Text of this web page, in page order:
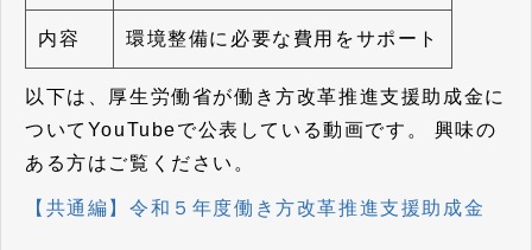
内容 環境整備に必要な費用をサポート
以下は、厚生労働省が働き方改革推進支援助成金に
ついてYouTubeで公表している動画です。
興味の
ある方はご覧ください。
【共通編】令和５年度働き方改革推進支援助成金